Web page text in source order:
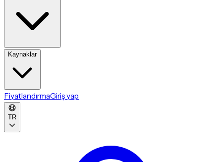
Kaynaklar
FiyatlandırmaGiriş yap
TR